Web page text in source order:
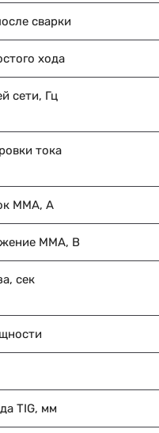
сварки
хода
сети, Гц
тока
MMA, A
MMA, В
сек
TIG, мм